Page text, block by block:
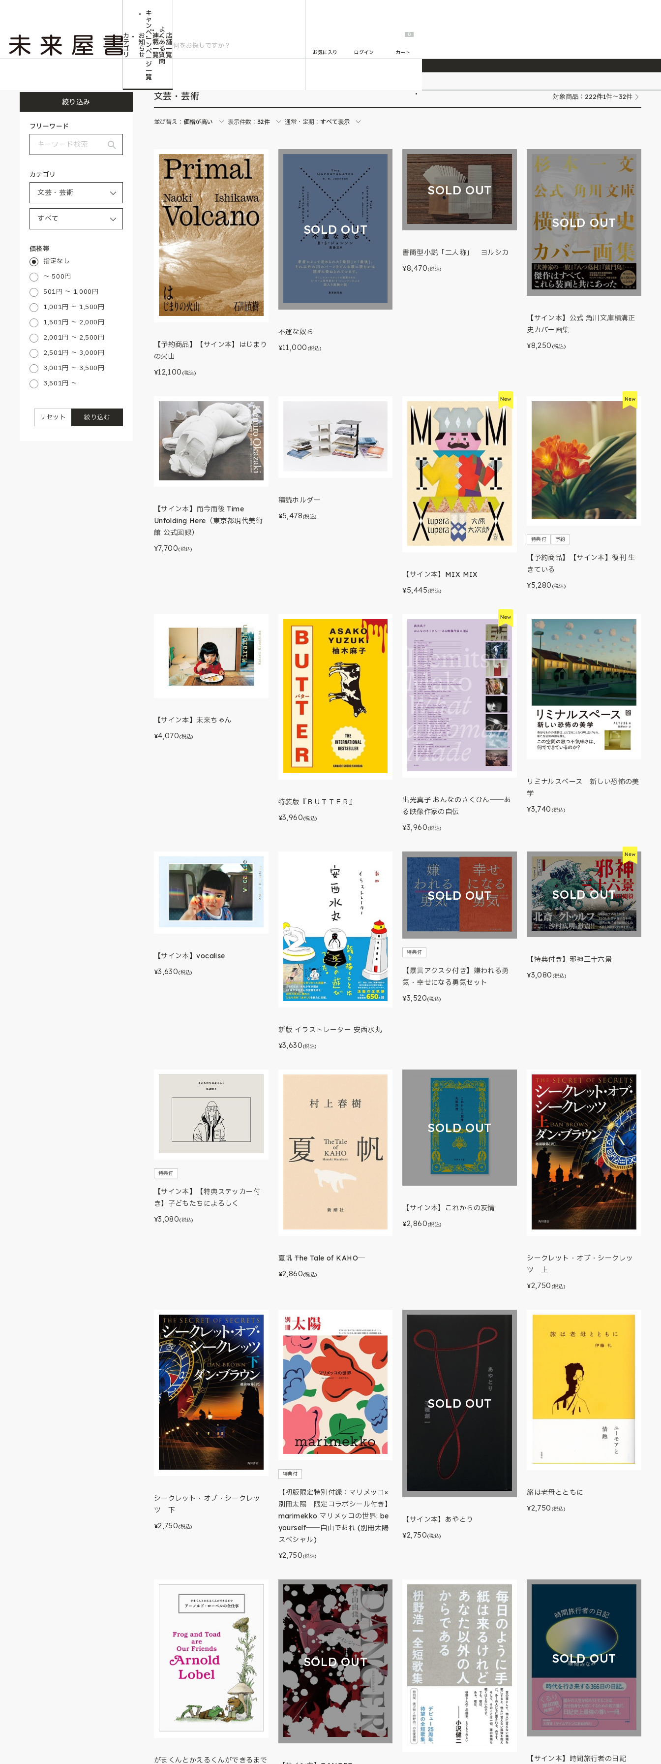
2026/7/23 『ONE PIECE magazine 021 ONE PIECEカード付き同梱版』発売延期のご案内
カ
テ
ゴ
リ
お
知
ら
せ
キ
ャ
ン
ペ
ー
ン
ペ
ー
ジ
一
覧
連
載
一
覧
よ
く
あ
る
質
問
店
舗
一
覧
お気に入り ログイン
0
カート
絞り込み
フリーワード
カテゴリ
価格帯
指定なし
～ 500円
501円 ～ 1,000円
1,001円 ～ 1,500円
1,501円 ～ 2,000円
2,001円 ～ 2,500円
2,501円 ～ 3,000円
3,001円 ～ 3,500円
3,501円 ～
絞り込む
リセット
文芸・芸術 対象商品： 222件1件～32件
並び替え： 価格が高い 表示件数： 32件 通常・定期： すべて表示
【予約商品】【サイン本】はじまり
の火山
¥12,100 (税込)
SOLD OUT
不運な奴ら
¥11,000 (税込)
SOLD OUT
書簡型小説「二人称」 ヨルシカ
¥8,470(税込)
SOLD OUT
【サイン本】公式 角川文庫横溝正
史カバー画集
¥8,250 (税込)
【サイン本】而今而後 Time
Unfolding Here（東京都現代美術
館 公式図録）
¥7,700(税込)
積読ホルダー
¥5,478(税込)
【サイン本】MIX MIX
¥5,445(税込)
特典付 予約
【予約商品】【サイン本】復刊 生
きている
¥5,280 (税込)
【サイン本】未来ちゃん
¥4,070(税込)
特装版『ＢＵＴＴＥＲ』
¥3,960(税込)
出光真子 おんなのさくひん――あ
る映像作家の自伝
¥3,960(税込)
リミナルスペース 新しい恐怖の美
学
¥3,740 (税込)
【サイン本】vocalise
¥3,630(税込)
新版 イラストレーター 安西水丸
¥3,630(税込)
SOLD OUT
特典付
【暴言アクスタ付き】嫌われる勇
気・幸せになる勇気セット
¥3,520(税込)
SOLD OUT
【特典付き】邪神三十六景
¥3,080 (税込)
特典付
【サイン本】【特典ステッカー付
き】子どもたちによろしく
¥3,080(税込)
夏帆 ─The Tale of KAHO─
¥2,860(税込)
SOLD OUT
【サイン本】これからの友情
¥2,860(税込)
シークレット・オブ・シークレッ
ツ 上
¥2,750 (税込)
シークレット・オブ・シークレッ
ツ 下
¥2,750(税込)
特典付
【初版限定特別付録：マリメッコ×
別冊太陽 限定コラボシール付き】
marimekko マリメッコの世界: be
yourself――自由であれ (別冊太陽
スペシャル)
¥2,750(税込)
SOLD OUT
【サイン本】あやとり
¥2,750(税込)
旅は老母とともに
¥2,750 (税込)
がまくんとかえるくんができるまで
SOLD OUT SOLD OUT
【サイン本】時間旅行者の日記